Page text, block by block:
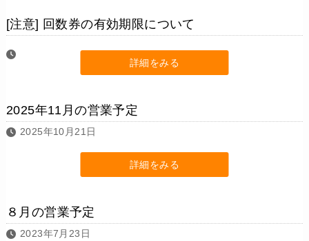
[注意] 回数券の有効期限について
詳細をみる
2025年11月の営業予定
2025年10月21日
詳細をみる
８月の営業予定
2023年7月23日